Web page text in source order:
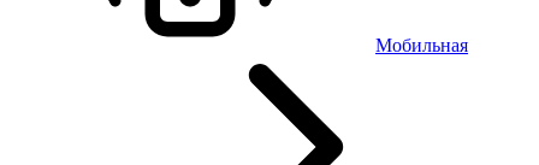
Мобильная